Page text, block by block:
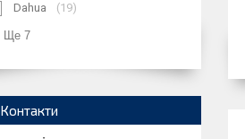
Dahua 19
Ще 7
Контакти